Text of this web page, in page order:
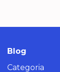
Blog
Categoria